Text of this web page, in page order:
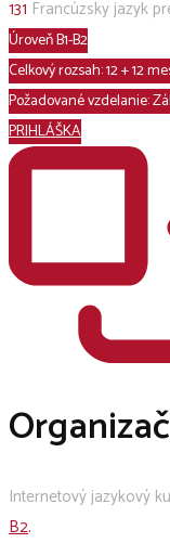
131 Francúzsky jazyk
Úroveň B1-B2
Celkový rozsah: 12 + 12
Požadované vzdelanie:
PRIHLÁŠKA
Internetový jazykový
B2.